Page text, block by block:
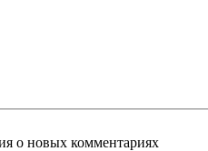
о новых комментариях